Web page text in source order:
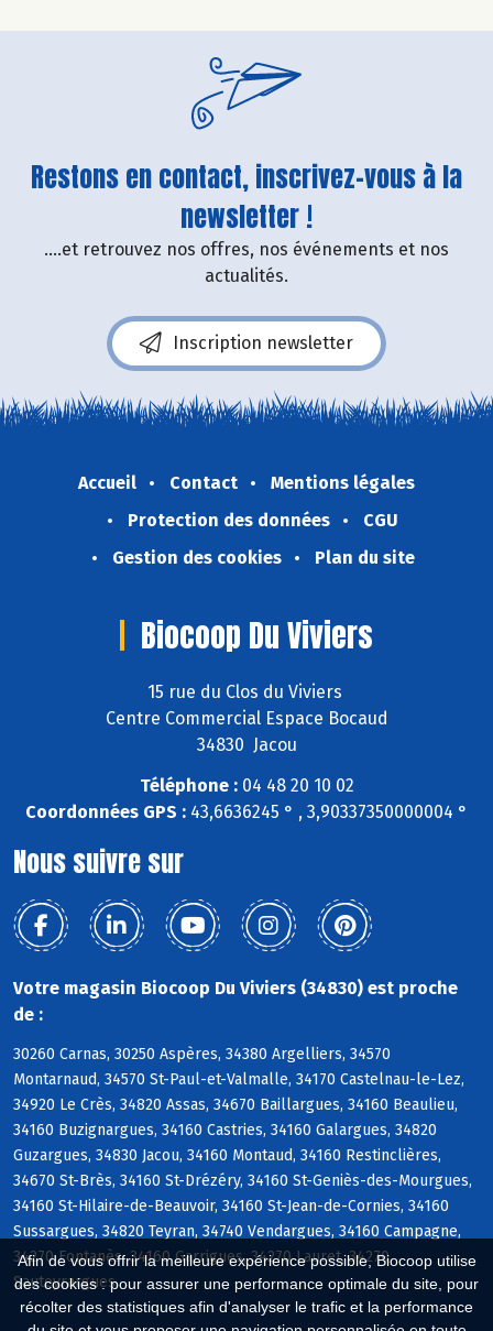
Afin de vous offrir la meilleure expérience possible, Biocoop utilise
des cookies : pour assurer une performance optimale du site, pour
récolter des statistiques afin d'analyser le trafic et la performance
Restons en contact, inscrivez-vous à la
newsletter !
....et retrouvez nos offres, nos événements et nos
actualités.
Inscription newsletter
Accueil Contact
Mentions légales
Protection des données
CGU
Gestion des cookies
Plan du site
Biocoop Du Viviers
15 rue du Clos du Viviers
Centre Commercial Espace Bocaud
34830 Jacou
Téléphone :04 48 20 10 02
Coordonnées GPS : 43,6636245 ° , 3,90337350000004 °
Nous suivre sur
Votre magasin Biocoop Du Viviers (34830) est proche
de :
30260 Carnas, 30250 Aspères, 34380 Argelliers, 34570
Montarnaud, 34570 St-Paul-et-Valmalle, 34170 Castelnau-le-Lez,
34920 Le Crès, 34820 Assas, 34670 Baillargues, 34160 Beaulieu,
34160 Buzignargues, 34160 Castries, 34160 Galargues, 34820
Guzargues, 34830 Jacou, 34160 Montaud, 34160 Restinclières,
34670 St-Brès, 34160 St-Drézéry, 34160 St-Geniès-des-Mourgues,
34160 St-Hilaire-de-Beauvoir, 34160 St-Jean-de-Cornies, 34160
Sussargues, 34820 Teyran, 34740 Vendargues, 34160 Campagne,
34270 Fontanès, 34160 Garrigues, 34270 Lauret, 34270
Sauteyrargues